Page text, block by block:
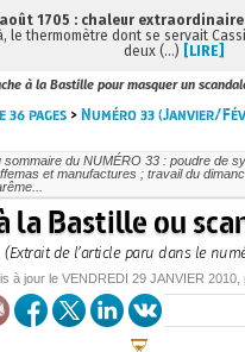
à la Bastille pour masquer un
36 pages >Numéro 33 (Janvier/
sommaire du NUMÉRO 33 : poudre de
et manufactures ; travail du
la Bastille ou
(Extrait de l’article paru dans le
à jour le VENDREDI 29 JANVIER 2010
1705 : chaleur
le thermomètre dont se servait
deux (…) [LIRE]